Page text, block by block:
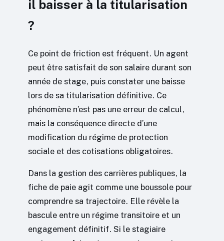
il baisser à la titularisation
?
Ce point de friction est fréquent. Un agent
peut être satisfait de son salaire durant son
année de stage, puis constater une baisse
lors de sa titularisation définitive. Ce
phénomène n’est pas une erreur de calcul,
mais la conséquence directe d’une
modification du régime de protection
sociale et des cotisations obligatoires.
Dans la gestion des carrières publiques, la
fiche de paie agit comme une boussole pour
comprendre sa trajectoire. Elle révèle la
bascule entre un régime transitoire et un
engagement définitif. Si le stagiaire